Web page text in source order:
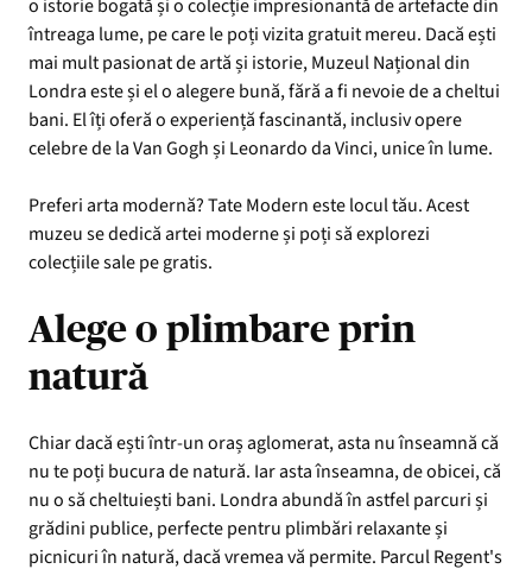
o istorie bogată și o colecție impresionantă de artefacte din
întreaga lume, pe care le poți vizita gratuit mereu. Dacă ești
mai mult pasionat de artă și istorie, Muzeul Național din
Londra este și el o alegere bună, fără a fi nevoie de a cheltui
bani. El îți oferă o experiență fascinantă, inclusiv opere
celebre de la Van Gogh și Leonardo da Vinci, unice în lume.
Preferi arta modernă? Tate Modern este locul tău. Acest
muzeu se dedică artei moderne și poți să explorezi
colecțiile sale pe gratis.
Alege o plimbare prin
natură
Chiar dacă ești într-un oraș aglomerat, asta nu înseamnă că
nu te poți bucura de natură. Iar asta înseamna, de obicei, că
nu o să cheltuiești bani. Londra abundă în astfel parcuri și
grădini publice, perfecte pentru plimbări relaxante și
picnicuri în natură, dacă vremea vă permite. Parcul Regent's